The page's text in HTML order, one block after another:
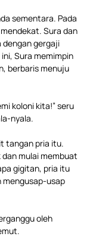
sementara. Pada
Sura dan
gergaji
Sura memimpin
berbaris menuju
koloni kita!” seru
nyala.
tangan pria itu.
mulai membuat
gigitan, pria itu
mengusap-usap
oleh